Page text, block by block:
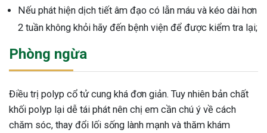
Nếu phát hiện dịch tiết âm đạo có lẫn máu và kéo dài hơn
2 tuần không khỏi hãy đến bệnh viện để được kiểm tra lại;
Phòng ngừa
Điều trị polyp cổ tử cung khá đơn giản. Tuy nhiên bản chất
khối polyp lại dễ tái phát nên chị em cần chú ý về cách
chăm sóc, thay đổi lối sống lành mạnh và thăm khám